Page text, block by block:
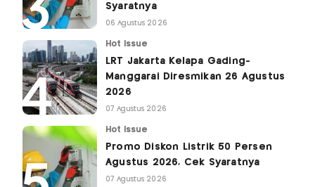
Syaratnya
06 Agustus 2026
Hot Issue
LRT Jakarta Kelapa Gading-
Manggarai Diresmikan 26 Agustus
2026
07 Agustus 2026
Hot Issue
Promo Diskon Listrik 50 Persen
Agustus 2026, Cek Syaratnya
07 Agustus 2026